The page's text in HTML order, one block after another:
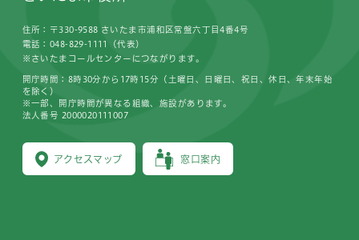
住所：〒330-9588 さいたま市浦和区常盤六丁目4番4号
電話：048-829-1111（代表）
※さいたまコールセンターにつながります。
アクセスマップ 窓口案内
開庁時間：8時30分から17時15分（土曜日、日曜日、祝日、休日、年末年始
を除く）
※一部、開庁時間が異なる組織、施設があります。
法人番号 2000020111007